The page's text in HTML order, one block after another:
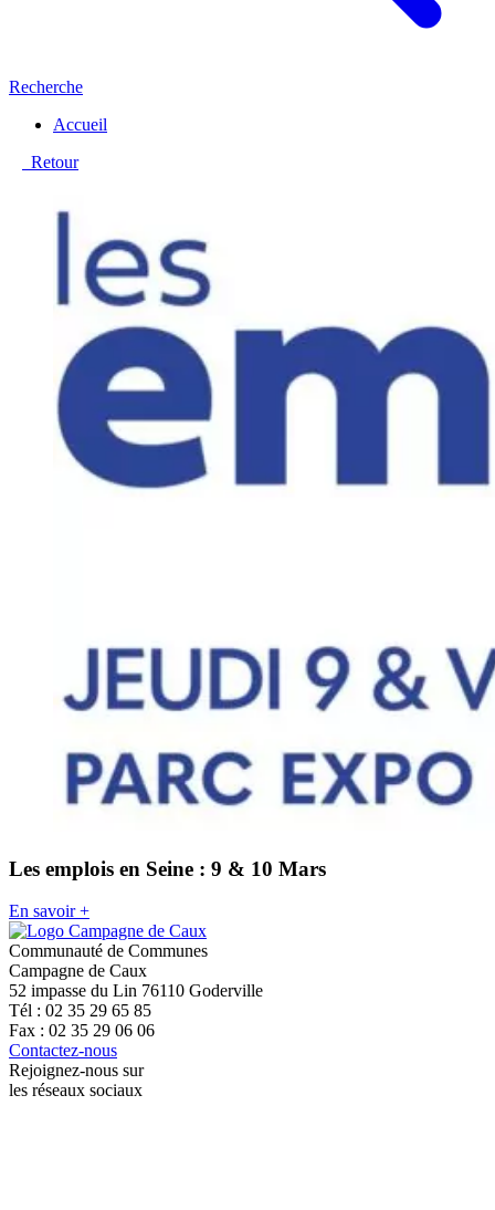
Recherche
Accueil
Retour
Les emplois en Seine : 9 & 10 Mars
En savoir +
Communauté de Communes
Campagne de Caux
52 impasse du Lin 76110 Goderville
Tél : 02 35 29 65 85
Fax : 02 35 29 06 06
Contactez-nous
Rejoignez-nous sur
les réseaux sociaux